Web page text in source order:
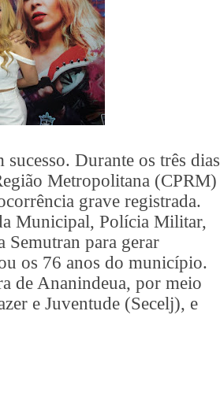
Durante os três dias
Metropolitana (CPRM)
grave registrada.
Municipal, Polícia Militar,
Semutran para gerar
os 76 anos do município.
de Ananindeua, por meio
e Juventude (Secelj), e